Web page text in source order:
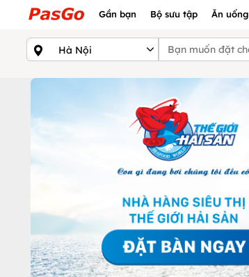
Gần bạn Bộ sưu tập Ăn uống